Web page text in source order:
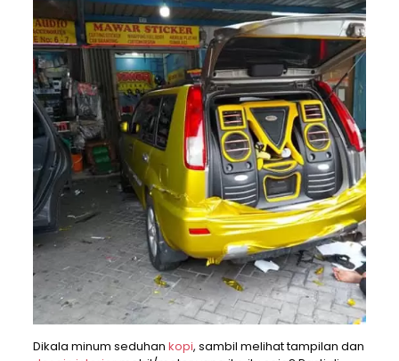
Dikala minum seduhan kopi, sambil melihat tampilan dan